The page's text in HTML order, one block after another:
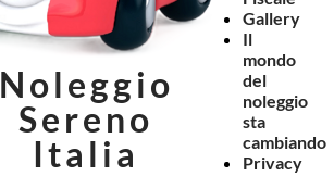
Noleggio
Sereno
Italia
Gallery
Il
mondo
del
noleggio
sta
cambiando
Privacy